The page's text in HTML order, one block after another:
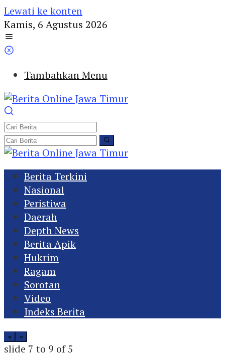
Lewati ke konten
Kamis, 6 Agustus 2026
Tambahkan Menu
Berita Terkini
Nasional
Peristiwa
Daerah
Depth News
Berita Apik
Hukrim
Ragam
Sorotan
Video
Indeks Berita
« »
slide 8 to 10of 5